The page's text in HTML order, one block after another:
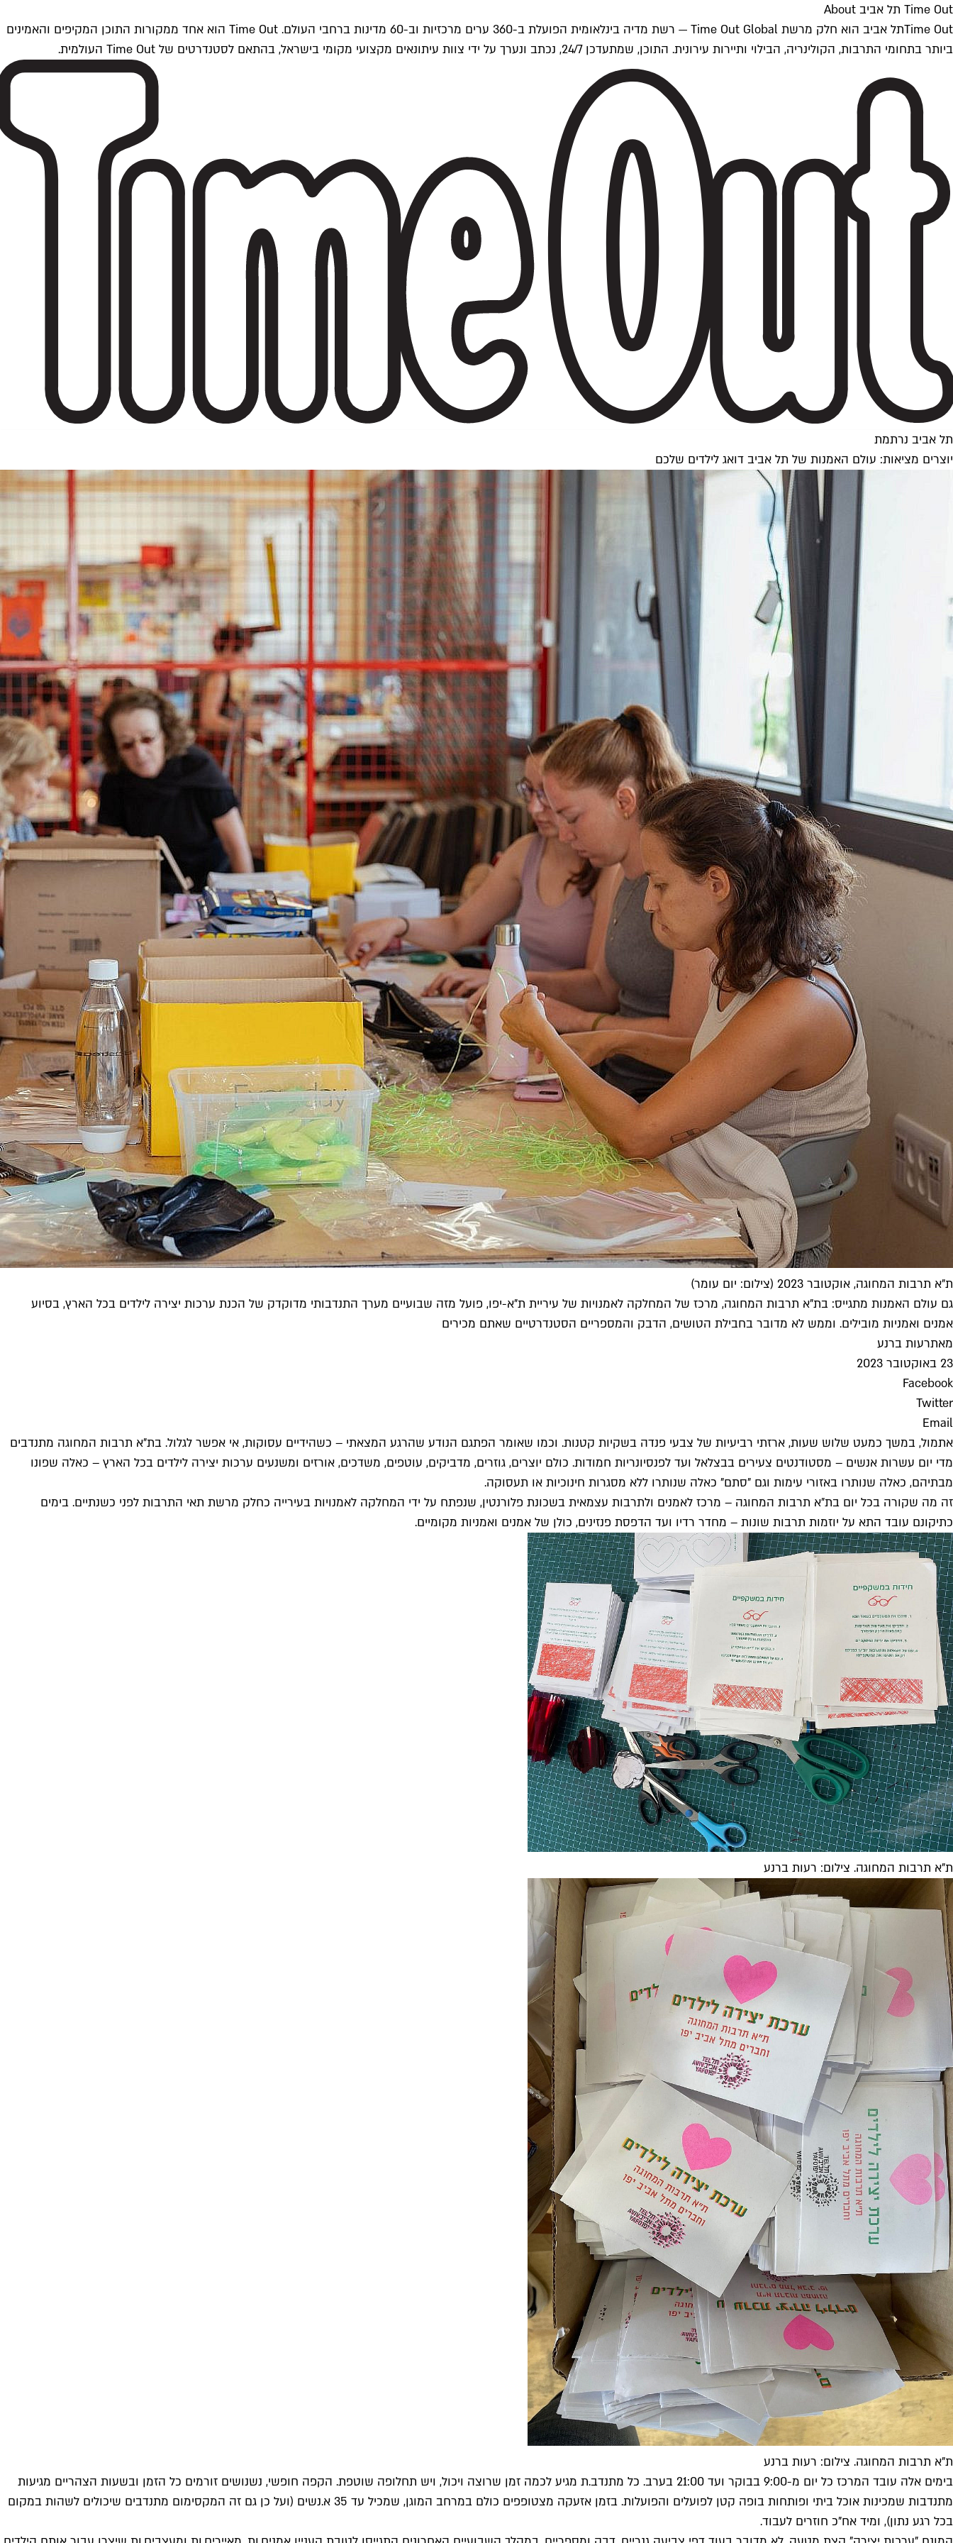
Time Out תל אביב About
Time Outתל אביב הוא חלק מרשת Time Out Global — רשת מדיה בינלאומית הפועלת ב-360 ערים מרכזיות וב-60 מדינות ברחבי העולם. Time Out הוא אחד ממקורות התוכן המקיפים והאמינים
ביותר בתחומי התרבות, הקולינריה, הבילוי ותיירות עירונית. התוכן, שמתעדכן 24/7, נכתב ונערך על ידי צוות עיתונאים מקצועי מקומי בישראל, בהתאם לסטנדרטים של Time Out העולמית.
תל אביב נרתמת
יוצרים מציאות: עולם האמנות של תל אביב דואג לילדים שלכם
ת"א תרבות המחוגה, אוקטובר 2023 (צילום: יום עומר)
גם עולם האמנות מתגייס: בת"א תרבות המחוגה, מרכז של המחלקה לאמנויות של עיריית ת"א-יפו, פועל מזה שבועיים מערך התנדבותי מדוקדק של הכנת ערכות יצירה לילדים בכל הארץ, בסיוע
אמנים ואמניות מובילים. וממש לא מדובר בחבילת הטושים, הדבק והמספריים הסטנדרטיים שאתם מכירים
מאתרעות ברנע
23 באוקטובר 2023
Facebook
Twitter
Email
אתמול, במשך כמעט שלוש שעות, ארזתי רביעיות של צבעי פנדה בשקיות קטנות. וכמו שאומר הפתגם הנודע שהרגע המצאתי – כשהידיים עסוקות, אי אפשר לגלול. בת"א תרבות המחוגה מתנדבים
מדי יום עשרות אנשים – מסטודנטים צעירים בבצלאל ועד לפנסיונריות חמודות. כולם יוצרים, גוזרים, מדביקים, עוטפים, משדכים, אורזים ומשנעים ערכות יצירה לילדים בכל הארץ – כאלה שפונו
מבתיהם, כאלה שנותרו באזורי עימות וגם "סתם" כאלה שנותרו ללא מסגרות חינוכיות או תעסוקה.
זה מה שקורה בכל יום בת"א תרבות המחוגה – מרכז לאמנים ולתרבות עצמאית בשכונת פלורנטין, שנפתח על ידי המחלקה לאמנויות בעירייה כחלק מרשת תאי התרבות לפני כשנתיים. בימים
כתיקונם עובד התא על יוזמות תרבות שונות – מחדר רדיו ועד הדפסת פנזינים, כולן של אמנים ואמניות מקומיים.
ת"א תרבות המחוגה. צילום: רעות ברנע
ת"א תרבות המחוגה. צילום: רעות ברנע
בימים אלה עובד המרכז כל יום מ-9:00 בבוקר ועד 21:00 בערב. כל מתנדב.ת מגיע לכמה זמן שרוצה ויכול, ויש תחלופה שוטפת. הקפה חופשי, נשנושים זורמים כל הזמן ובשעות הצהריים מגיעות
מתנדבות שמכינות אוכל ביתי ופותחות בופה קטן לפועלים והפועלות. בזמן אזעקה מצטופפים כולם במרחב המוגן, שמכיל עד 35 א.נשים (ועל כן גם זה המקסימום מתנדבים שיכולים לשהות במקום
בכל רגע נתון), ומיד אח"כ חוזרים לעבוד.